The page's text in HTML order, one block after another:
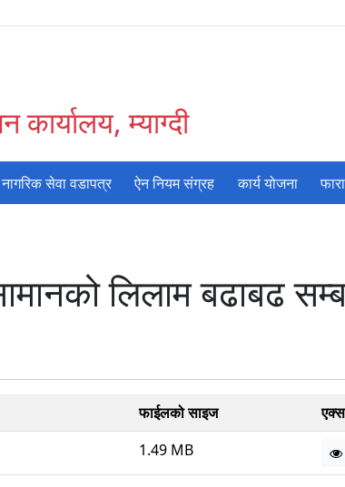
कार्यालय, म्याग्दी
नागरिक सेवा वडापत्र ऐन नियम संग्रह कार्य योजना
लिलाम बढाबढ
फाईलको साइज
1.49 MB